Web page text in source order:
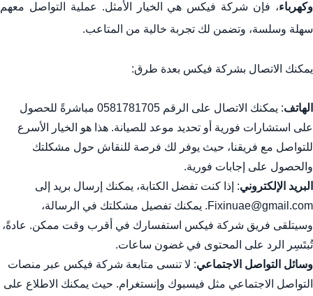
وكهرباء، فإن شركة فيكس هي الخيار الأمثل. عملية التواصل معهم
سهلة وسلسة، وتضمن لك تجربة خالية من المتاعب.
يمكنك الاتصال بشركة فيكس بعدة طرق:
الهاتف
: يمكنك الاتصال على الرقم 0581781705 مباشرةً للحصول
على استشارات فورية أو تحديد موعد للصيانة. هذا هو الخيار الأسرع
للتواصل مع فريقنا، حيث يوفر لك فرصة للنقاش حول مشكلتك
والحصول على إجابات فورية.
البريد الإلكتروني: إذا كنت تفضل الكتابة، يمكنك إرسال بريد إلى
Fixinuae@gmail.com. يمكنك تفصيل مشكلتك في الرسالة،
وسيتلقى فريق شركة فيكس استفسارك في أقرب وقت ممكن. عادةً،
تُبتَسِر الرد على المحتوى في غضون ساعات.
وسائل التواصل الاجتماعي: لا تنسى متابعة شركة فيكس عبر منصات
التواصل الاجتماعي مثل فيسبوك وإنستغرام. حيث يمكنك الاطلاع على